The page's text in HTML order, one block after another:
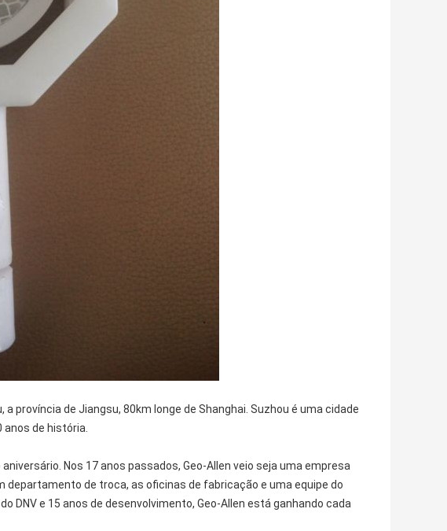
a província de Jiangsu, 80km longe de Shanghai. Suzhou é uma cidade
anos de história.
Nos 17 anos passados, Geo-Allen veio seja uma empresa
departamento de troca, as oficinas de fabricação e uma equipe do
DNV e 15 anos de desenvolvimento, Geo-Allen está ganhando cada